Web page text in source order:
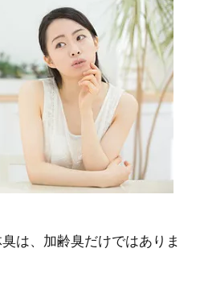
は、加齢臭だけではありま